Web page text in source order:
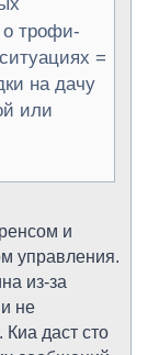
о трофи-
=
на дачу
или
и
управления.
из-за
не
Киа даст сто